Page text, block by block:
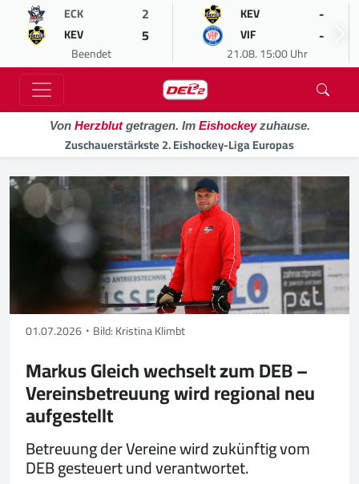
ECK 2
KEV 5
Beendet
KEV -
VIF -
21.08. 15:00 Uhr
Von Herzblutgetragen. Im Eishockeyzuhause.
Zuschauerstärkste 2. Eishockey-Liga Europas
01.07.2026 Bild: Kristina Klimbt
Markus Gleich wechselt zum DEB –
Vereinsbetreuung wird regional neu
aufgestellt
Betreuung der Vereine wird zukünftig vom
DEB gesteuert und verantwortet.